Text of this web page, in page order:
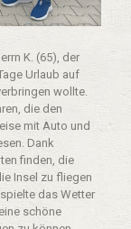
K. (65), der
Urlaub auf
wollte.
die den
mit Auto und
Dank
finden, die
Insel zu fliegen
das Wetter
schöne